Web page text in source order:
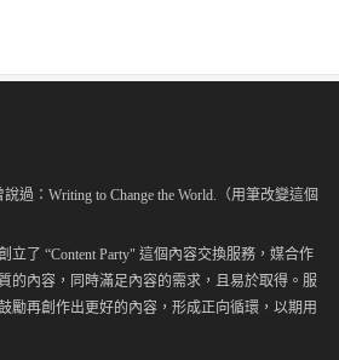
過：Writing to Change the World.（用筆改變這個
立了 “Content Party" 這個內容交換服務，媒合作
的內容，同時滿足內容的需求，且易於取得。服
勵再創作出更好的內容，形成正向循環，以期用